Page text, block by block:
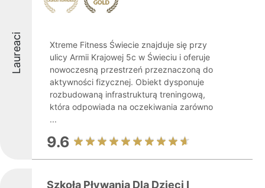
Laureaci
Xtreme Fitness Świecie znajduje się przy
ulicy Armii Krajowej 5c w Świeciu i oferuje
nowoczesną przestrzeń przeznaczoną do
aktywności fizycznej. Obiekt dysponuje
rozbudowaną infrastrukturą treningową,
która odpowiada na oczekiwania zarówno
...
9.6
Szkoła Pływania Dla Dzieci I